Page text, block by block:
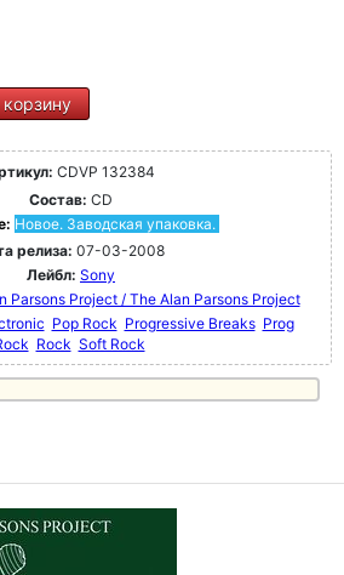
CDVP 132384
Состав: CD
Новое. Заводская упаковка.
релиза: 07-03-2008
Лейбл: Sony
Parsons Project / The Alan Parsons Project
Pop Rock Progressive Breaks Prog
Rock Soft Rock